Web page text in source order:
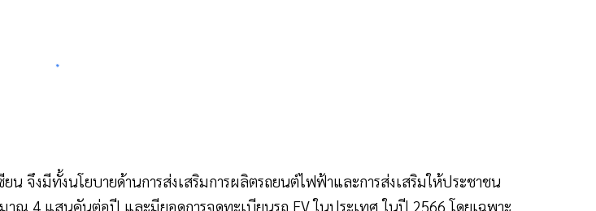
จึงมีทั้งนโยบายด้านการส่งเสริมการผลิตรถยนต์ไฟฟ้าและการส่งเสริมให้ประชาชน
ณ 4 แสนคันต่อปี และมียอดการจดทะเบียนรถ EV ในประเทศ ในปี 2566 โดยเฉพาะ